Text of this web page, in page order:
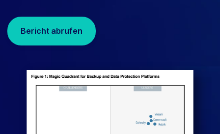
Bericht abrufen